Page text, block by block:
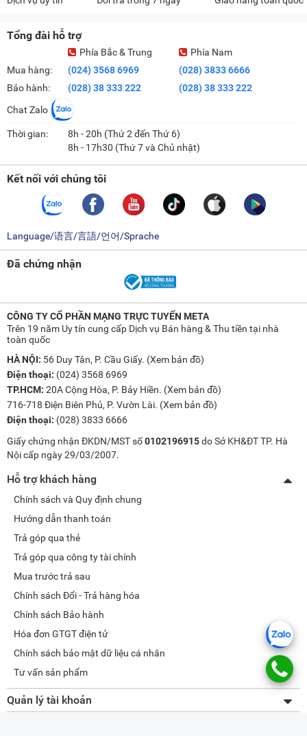
Tổng đài hỗ trợ
Mua hàng:
Bảo hành:
Phía Bắc & Trung
(024) 3568 6969
(028) 38 333 222
Phía Nam
(028) 3833 6666
(028) 38 333 222
Chat Zalo
Thời gian:
8h - 20h (Thứ 2 đến Thứ 6)
8h - 17h30 (Thứ 7 và Chủ nhật)
Kết nối với chúng tôi
Language/语言/言語/언어/Sprache
Đã chứng nhận
CÔNG TY CỔ PHẦN MẠNG TRỰC TUYẾN META
Trên 19 năm Uy tín cung cấp Dịch vụ Bán hàng & Thu tiền tại nhà
toàn quốc
HÀ NỘI: 56 Duy Tân, P. Cầu Giấy. (Xem bản đồ)
Điện thoại: (024) 3568 6969
TP.HCM: 20A Cộng Hòa, P. Bảy Hiền. (Xem bản đồ)
716-718 Điện Biên Phủ, P. Vườn Lài. (Xem bản đồ)
Điện thoại: (028) 3833 6666
Giấy chứng nhận ĐKDN/MST số0102196915do Sở KH&ĐT TP. Hà
Nội cấp ngày 29/03/2007.
Hỗ trợ khách hàng
Chính sách và Quy định chung
Hướng dẫn thanh toán
Trả góp qua thẻ
Trả góp qua công ty tài chính
Mua trước trả sau
Chính sách Đổi - Trả hàng hóa
Chính sách Bảo hành
Hóa đơn GTGT điện tử
Chính sách bảo mật dữ liệu cá nhân
Tư vấn sản phẩm
Quản lý tài khoản